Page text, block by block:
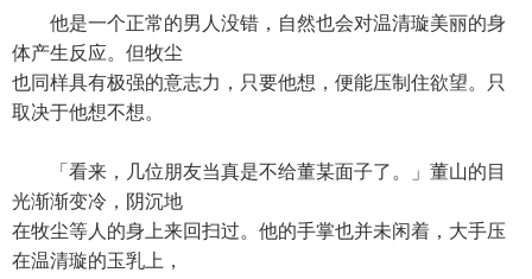
他是一个正常的男人没错，自然也会对温清璇美丽的身
体产生反应。但牧尘
也同样具有极强的意志力，只要他想，便能压制住欲望。只
取决于他想不想。
「看来，几位朋友当真是不给董某面子了。」董山的目
光渐渐变冷，阴沉地
在牧尘等人的身上来回扫过。他的手掌也并未闲着，大手压
在温清璇的玉乳上，